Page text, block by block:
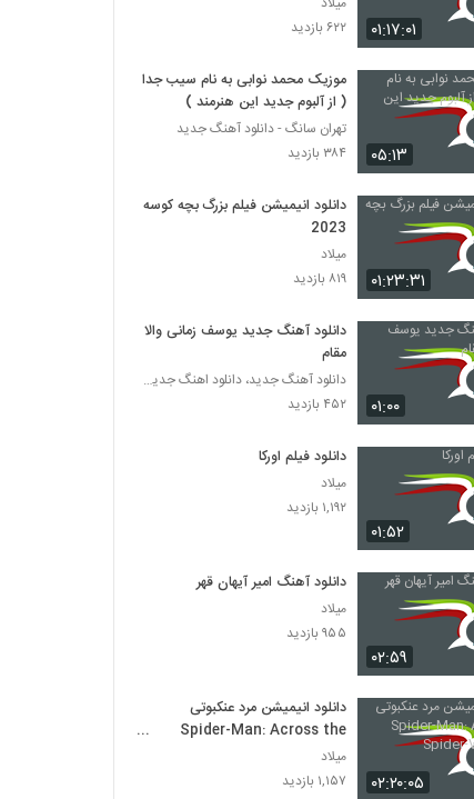
۰۱:۱۷:۰۱
۶۲۲ بازدید
۰۵:۱۳
موزیک محمد نوابی به نام سیب جدا
( از آلبوم جدید این هنرمند )
تهران سانگ - دانلود آهنگ جدید
۳۸۴ بازدید
۰۱:۲۳:۳۱
دانلود انیمیشن فیلم بزرگ بچه‌ کوسه
2023
میلاد
۸۱۹ بازدید
۰۱:۰۰
دانلود آهنگ جدید یوسف زمانی والا
مقام
دانلود آهنگ جدید، دانلود اهنگ جدید ایرانی
۴۵۲ بازدید
۰۱:۵۲
دانلود فیلم اورکا
میلاد
۱,۱۹۲ بازدید
۰۲:۵۹
دانلود آهنگ امیر آیهان قهر
میلاد
۹۵۵ بازدید
۰۲:۲۰:۰۵
دانلود انیمیشن مرد عنکبوتی
Spider-Man: Across the
Spider-Verse 2023
میلاد
۱,۱۵۷ بازدید